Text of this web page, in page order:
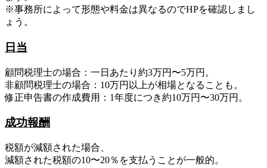
※事務所によって形態や料金は異なるのでHPを確認しまし
ょう。
日当
顧問税理士の場合：一日あたり約3万円〜5万円。
非顧問税理士の場合：10万円以上が相場となることも。
修正申告書の作成費用：1年度につき約10万円〜30万円。
成功報酬
税額が減額された場合、
減額された税額の10〜20％を支払うことが一般的。